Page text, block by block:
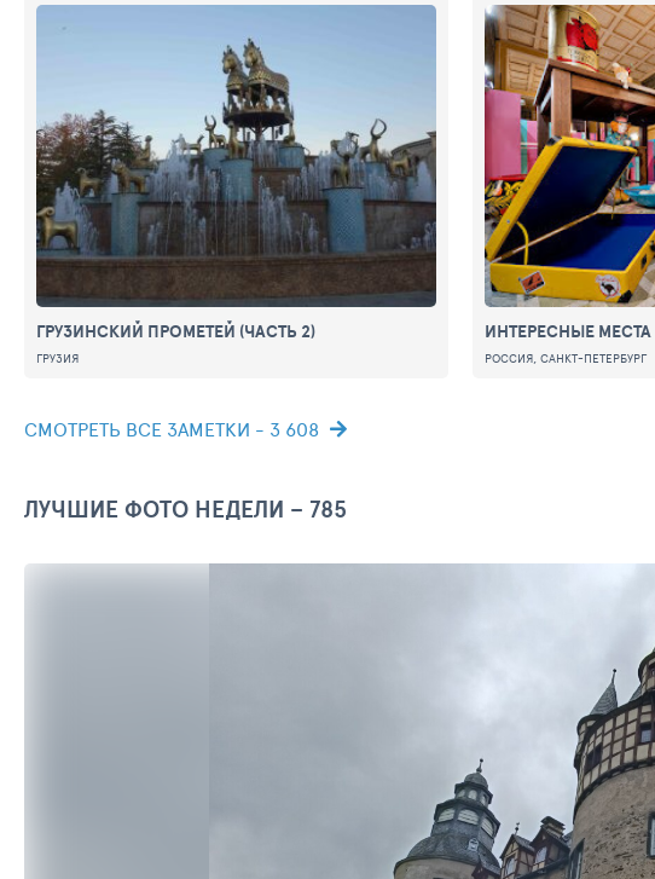
ГРУЗИНСКИЙ ПРОМЕТЕЙ (ЧАСТЬ 2)
ГРУЗИЯ
ИНТЕРЕСНЫЕ МЕСТА
РОССИЯ, САНКТ-ПЕТЕРБУРГ
СМОТРЕТЬ ВСЕ ЗАМЕТКИ - 3 608
ЛУЧШИЕ ФОТО НЕДЕЛИ – 785